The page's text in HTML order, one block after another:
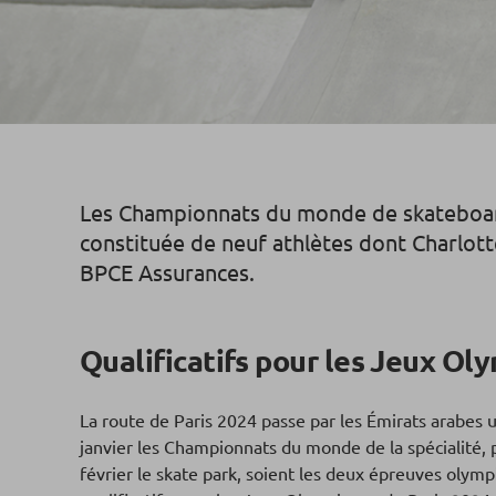
Les Championnats du monde de
constituée de neuf athlètes dont
BPCE Assurances.
Qualificatifs pour les Jeux
La route de Paris 2024 passe par les Émirats
janvier les Championnats du monde de la
février le skate park, soient les deux épreuves